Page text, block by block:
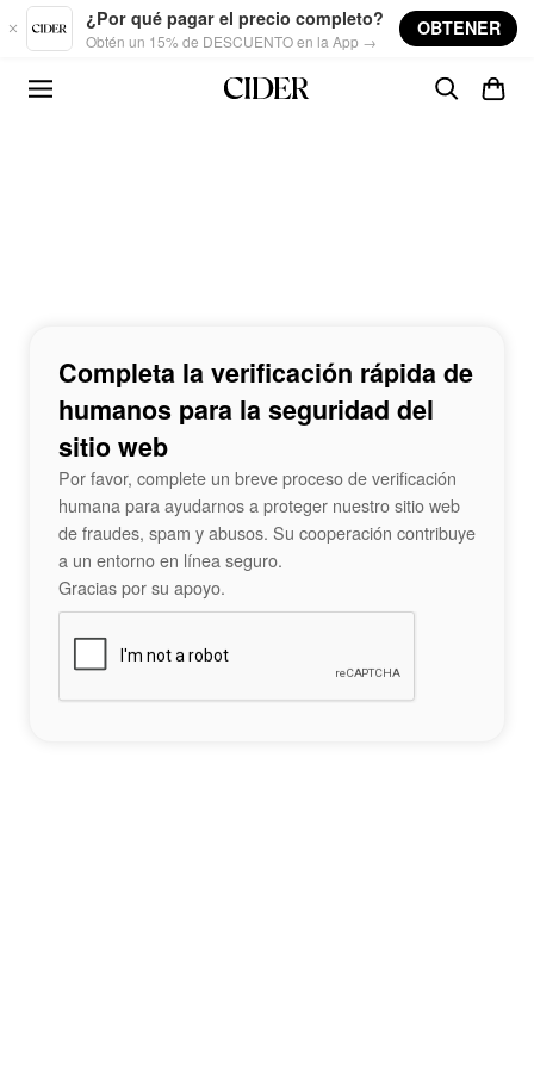
Skip to main content
¿Por qué pagar el precio completo?
Obtén un 15% de DESCUENTO en la App →
OBTENER
Completa la verificación rápida de
humanos para la seguridad del
sitio web
Por favor, complete un breve proceso de verificación
humana para ayudarnos a proteger nuestro sitio web
de fraudes, spam y abusos. Su cooperación contribuye
a un entorno en línea seguro.
Gracias por su apoyo.